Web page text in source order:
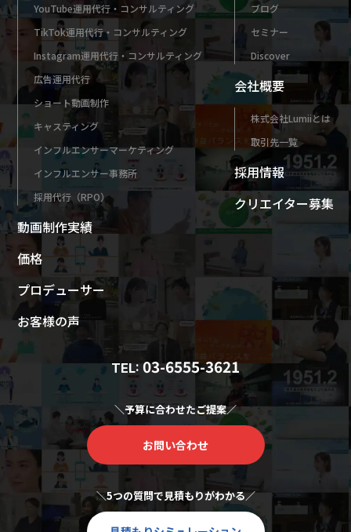
YouTube運用代行・コンサルティング
TikTok運用代行・コンサルティング
Instagram運用代行・コンサルティング
広告運用代行
ショート動画制作
キャスティング
インフルエンサーマーケティング
インフルエンサー事務所
採用代行（RPO）
動画制作実績
価格
プロデューサー
お客様の声
ブログ
セミナー
Discover
会社概要
株式会社Lumiiとは
取引先一覧
採用情報
クリエイター募集
TEL: 03-6555-3621
＼予算に合わせたご提案／
お問い合わせ
＼5つの質問で見積もりがわかる／